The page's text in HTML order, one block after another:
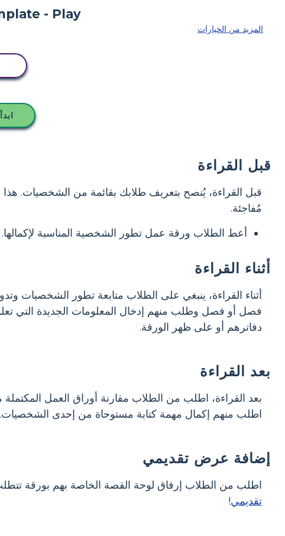
المزيد من الخيارات
قبل القراءة
قبل القراءة، يُنصح بتعريف طلابك بقائمة من الشخصيات.
مُفاجئة.
أعط الطلاب ورقة عمل تطور الشخصية المناسبة لإكمالها.
أثناء القراءة
أثناء القراءة، ينبغي على الطلاب متابعة تطور الشخصيات
فصل أو فصل وطلب منهم إدخال المعلومات الجديدة التي
دفاترهم أو على ظهر الورقة.
بعد القراءة
بعد القراءة، اطلب من الطلاب مقارنة أوراق العمل
اطلب منهم إكمال مهمة كتابة مستوحاة من إحدى الشخصيات.
إضافة عرض تقديمي
اطلب من الطلاب إرفاق لوحة القصة الخاصة بهم بورقة
تقديمي!